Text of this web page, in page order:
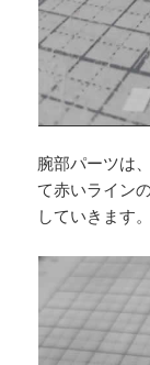
腕部パーツは
て赤いライン
していきます。